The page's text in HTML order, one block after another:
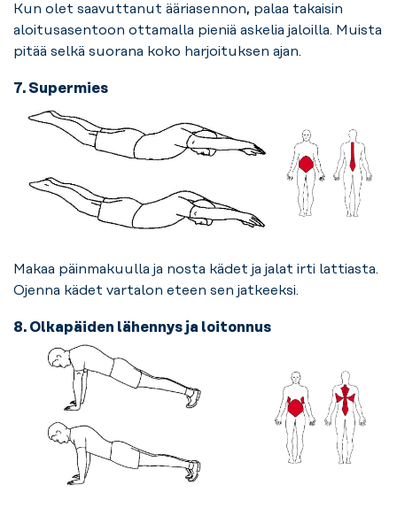
Kun olet saavuttanut ääriasennon, palaa takaisin
aloitusasentoon ottamalla pieniä askelia jaloilla. Muista
pitää selkä suorana koko harjoituksen ajan.
7. Supermies
Makaa päinmakuulla ja nosta kädet ja jalat irti lattiasta.
Ojenna kädet vartalon eteen sen jatkeeksi.
8. Olkapäiden lähennys ja loitonnus